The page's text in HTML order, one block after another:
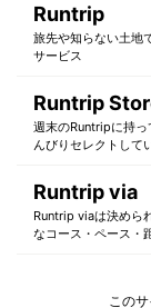
Runtrip
旅先や知らない土地
サービス
Runtrip
週末のRuntripに持
んびりセレクトして
Runtrip via
Runtrip viaは決めら
なコース・ペース・
この